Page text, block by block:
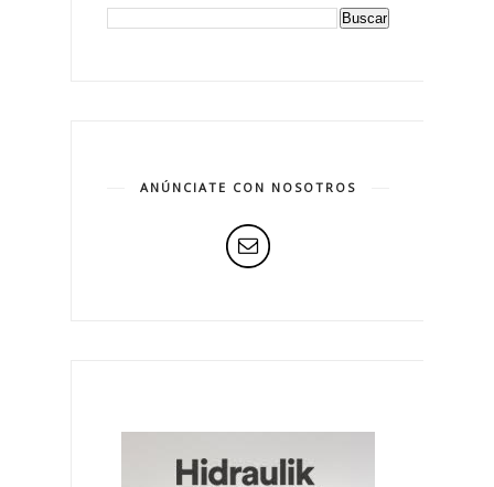
ANÚNCIATE CON NOSOTROS